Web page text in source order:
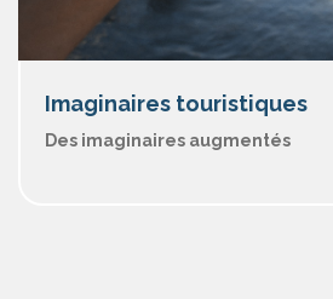
Imaginaires touristiques
Des imaginaires augmentés